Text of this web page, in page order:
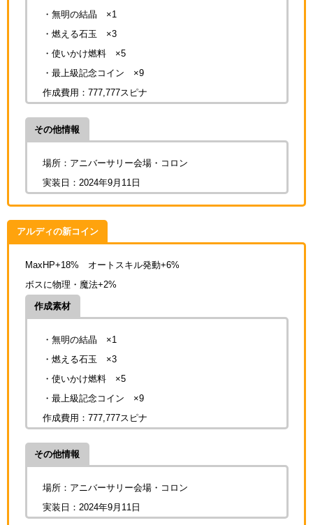
・無明の結晶 ×1
・燃える石玉 ×3
・使いかけ燃料 ×5
・最上級記念コイン ×9
作成費用： 777,777スピナ
その他情報
場所：アニバーサリー会場・コロン
実装日：2024年9月11日
アルディの新コイン
MaxHP+18% オートスキル発動+6%
ボスに物理・魔法+2%
作成素材
・無明の結晶 ×1
・燃える石玉 ×3
・使いかけ燃料 ×5
・最上級記念コイン ×9
作成費用：777,777スピナ
その他情報
場所：アニバーサリー会場・コロン
実装日：2024年9月11日